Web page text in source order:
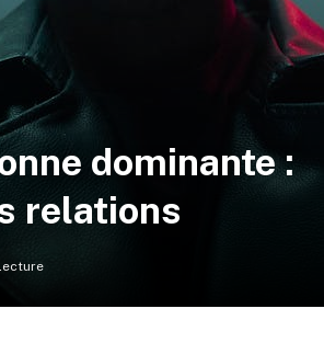
dominante :
relations